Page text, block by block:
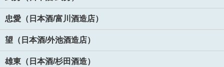
忠愛（日本酒/富川酒造店）
望（日本酒/外池酒造店）
雄東（日本酒/杉田酒造）